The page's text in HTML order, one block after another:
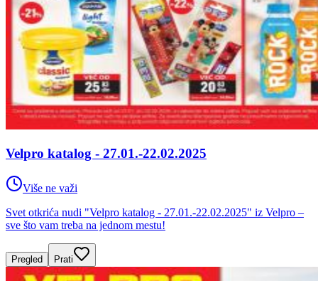
Velpro katalog - 27.01.-22.02.2025
Više ne važi
Svet otkrića nudi "Velpro katalog - 27.01.-22.02.2025" iz Velpro –
sve što vam treba na jednom mestu!
Pregled Prati